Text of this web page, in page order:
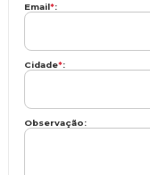
Email*:
Cidade*:
Observação: